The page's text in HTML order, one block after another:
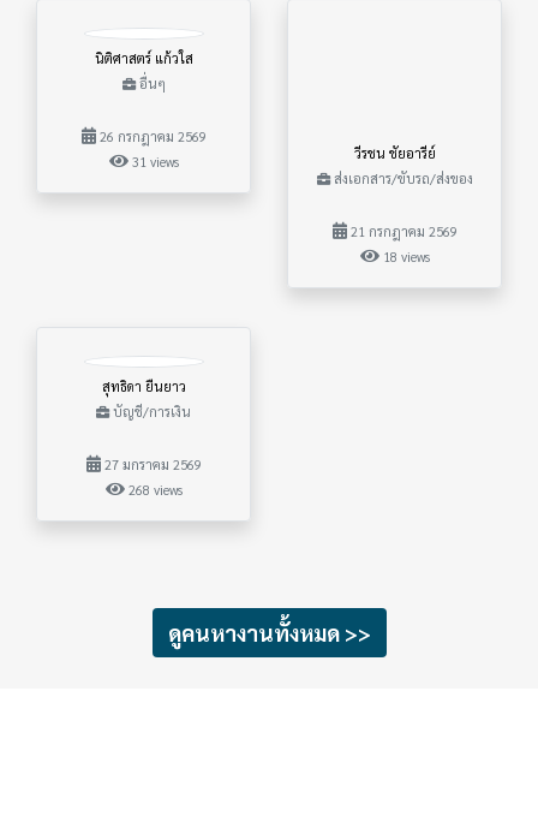
นิติศาสตร์ แก้วใส
อื่นๆ
26 กรกฎาคม 2569
31 views
วีรชน ชัยอารีย์
ส่งเอกสาร/ขับรถ/ส่งของ
21 กรกฎาคม 2569
18 views
สุทธิดา ยืนยาว
บัญชี/การเงิน
27 มกราคม 2569
268 views
ดูคนหางานทั้งหมด >>